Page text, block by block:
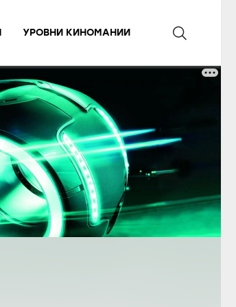
УРОВНИ КИНОМАНИИ